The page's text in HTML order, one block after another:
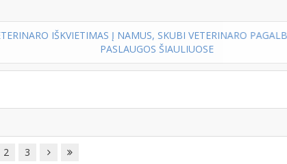
SKUBI VETERINARO PAGALBA, VETERINARIJOS
2 3